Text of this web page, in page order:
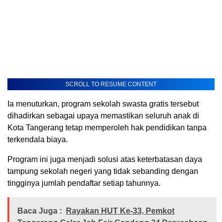
SCROLL TO RESUME CONTENT
Ia menuturkan, program sekolah swasta gratis tersebut
dihadirkan sebagai upaya memastikan seluruh anak di
Kota Tangerang tetap memperoleh hak pendidikan tanpa
terkendala biaya.
Program ini juga menjadi solusi atas keterbatasan daya
tampung sekolah negeri yang tidak sebanding dengan
tingginya jumlah pendaftar setiap tahunnya.
Baca Juga :
Rayakan HUT Ke-33, Pemkot